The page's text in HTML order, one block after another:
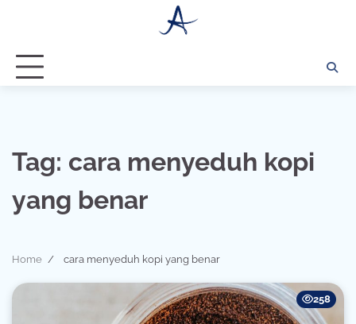
Tag: cara menyeduh kopi
yang benar
Home cara menyeduh kopi yang benar
258